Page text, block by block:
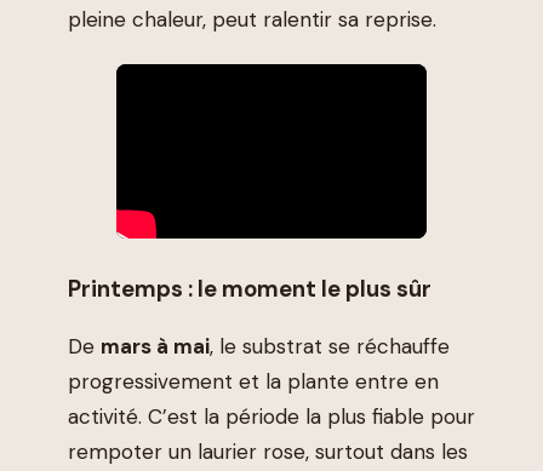
pleine chaleur, peut ralentir sa reprise.
Printemps : le moment le plus sûr
De mars à mai, le substrat se réchauffe
progressivement et la plante entre en
activité. C’est la période la plus fiable pour
rempoter un laurier rose, surtout dans les